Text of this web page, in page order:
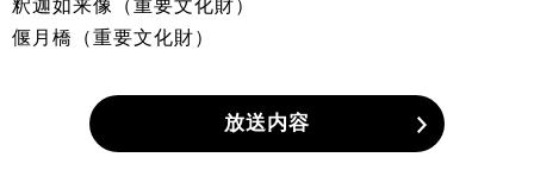
釈迦如来像（重要文化財）
偃月橋（重要文化財）
放送内容